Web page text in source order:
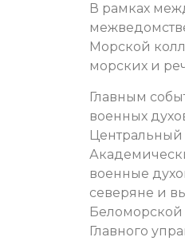
В рамках
Морской
морских и
Главным
военных
военные
северяне и
Беломорской
Главного